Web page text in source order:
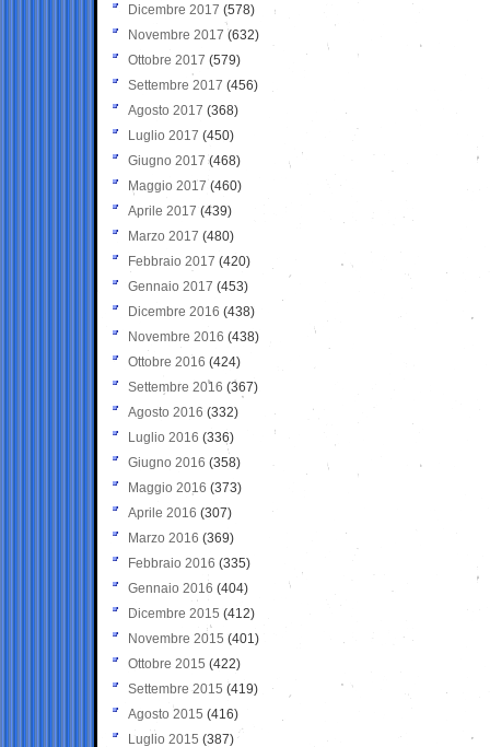
Dicembre 2017 (578)
Novembre 2017 (632)
Ottobre 2017 (579)
Settembre 2017 (456)
Agosto 2017 (368)
Luglio 2017 (450)
Giugno 2017 (468)
Maggio 2017 (460)
Aprile 2017 (439)
Marzo 2017 (480)
Febbraio 2017 (420)
Gennaio 2017 (453)
Dicembre 2016 (438)
Novembre 2016 (438)
Ottobre 2016 (424)
Settembre 2016 (367)
Agosto 2016 (332)
Luglio 2016 (336)
Giugno 2016 (358)
Maggio 2016 (373)
Aprile 2016 (307)
Marzo 2016 (369)
Febbraio 2016 (335)
Gennaio 2016 (404)
Dicembre 2015 (412)
Novembre 2015 (401)
Ottobre 2015 (422)
Settembre 2015 (419)
Agosto 2015 (416)
Luglio 2015 (387)